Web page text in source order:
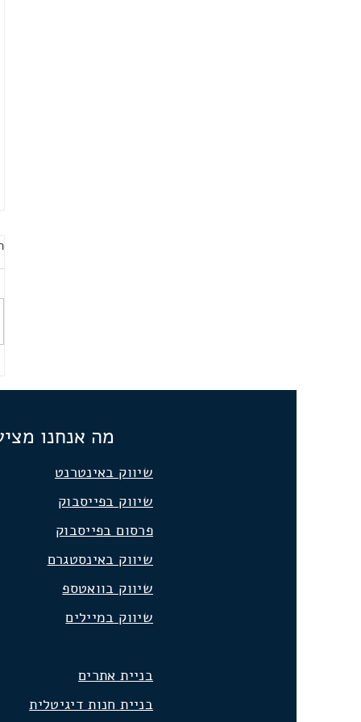
מה אנחנו
שיווק באינטרנט
שיווק בפייסבוק
פרסום בפייסבוק
שיווק באינסטגרם
שיווק בוואטספ
שיווק במיילים
בניית אתרים
בניית חנות דיגיטלית